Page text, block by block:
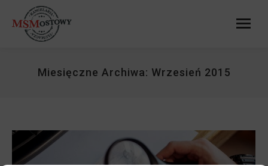
Miesięczne Archiwa: Wrzesień 2015